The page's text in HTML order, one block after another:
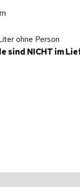
ohne Person
sind NICHT im